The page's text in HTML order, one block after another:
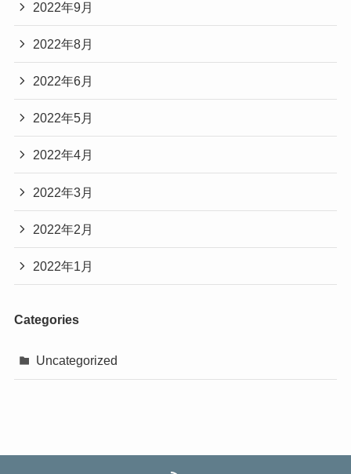
2022年9月
2022年8月
2022年6月
2022年5月
2022年4月
2022年3月
2022年2月
2022年1月
Categories
Uncategorized